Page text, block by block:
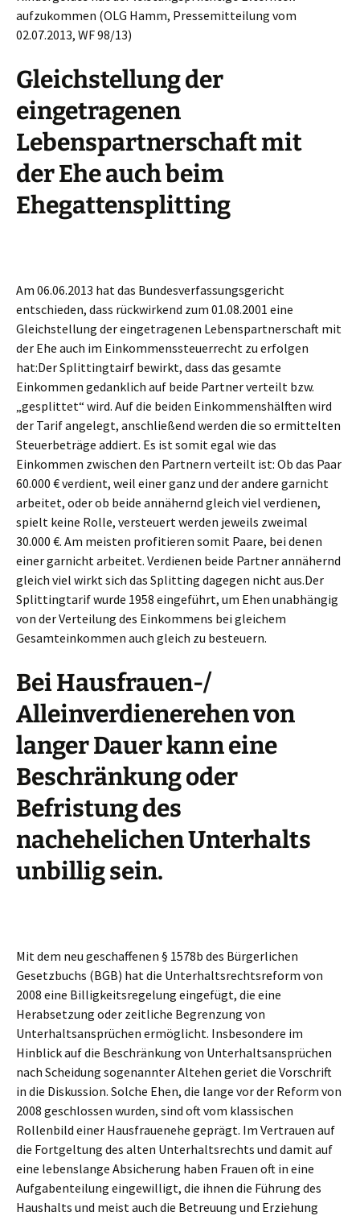
aufzukommen (OLG Hamm, Pressemitteilung vom
02.07.2013, WF 98/13)
Gleichstellung der
eingetragenen
Lebenspartnerschaft mit
der Ehe auch beim
Ehegattensplitting
Am 06.06.2013 hat das Bundesverfassungsgericht
entschieden, dass rückwirkend zum 01.08.2001 eine
Gleichstellung der eingetragenen Lebenspartnerschaft mit
der Ehe auch im Einkommenssteuerrecht zu erfolgen
hat:Der Splittingtairf bewirkt, dass das gesamte
Einkommen gedanklich auf beide Partner verteilt bzw.
„gesplittet“ wird. Auf die beiden Einkommenshälften wird
der Tarif angelegt, anschließend werden die so ermittelten
Steuerbeträge addiert. Es ist somit egal wie das
Einkommen zwischen den Partnern verteilt ist: Ob das Paar
60.000 € verdient, weil einer ganz und der andere garnicht
arbeitet, oder ob beide annähernd gleich viel verdienen,
spielt keine Rolle, versteuert werden jeweils zweimal
30.000 €. Am meisten profitieren somit Paare, bei denen
einer garnicht arbeitet. Verdienen beide Partner annähernd
gleich viel wirkt sich das Splitting dagegen nicht aus.Der
Splittingtarif wurde 1958 eingeführt, um Ehen unabhängig
von der Verteilung des Einkommens bei gleichem
Gesamteinkommen auch gleich zu besteuern.
Bei Hausfrauen-/
Alleinverdienerehen von
langer Dauer kann eine
Beschränkung oder
Befristung des
nachehelichen Unterhalts
unbillig sein.
Mit dem neu geschaffenen § 1578b des Bürgerlichen
Gesetzbuchs (BGB) hat die Unterhaltsrechtsreform von
2008 eine Billigkeitsregelung eingefügt, die eine
Herabsetzung oder zeitliche Begrenzung von
Unterhaltsansprüchen ermöglicht. Insbesondere im
Hinblick auf die Beschränkung von Unterhaltsansprüchen
nach Scheidung sogenannter Altehen geriet die Vorschrift
in die Diskussion. Solche Ehen, die lange vor der Reform von
2008 geschlossen wurden, sind oft vom klassischen
Rollenbild einer Hausfrauenehe geprägt. Im Vertrauen auf
die Fortgeltung des alten Unterhaltsrechts und damit auf
eine lebenslange Absicherung haben Frauen oft in eine
Aufgabenteilung eingewilligt, die ihnen die Führung des
Haushalts und meist auch die Betreuung und Erziehung